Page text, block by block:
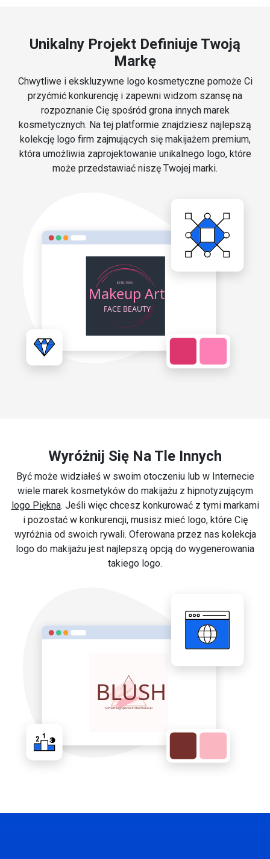
Unikalny Projekt Definiuje Twoją
Markę
Chwytliwe i ekskluzywne logo kosmetyczne pomoże Ci
przyćmić konkurencję i zapewni widzom szansę na
rozpoznanie Cię spośród grona innych marek
kosmetycznych. Na tej platformie znajdziesz najlepszą
kolekcję logo firm zajmujących się makijażem premium,
która umożliwia zaprojektowanie unikalnego logo, które
może przedstawiać niszę Twojej marki.
Wyróżnij Się Na Tle Innych
Być może widziałeś w swoim otoczeniu lub w Internecie
wiele marek kosmetyków do makijażu z hipnotyzującym
logo Piękna. Jeśli więc chcesz konkurować z tymi markami
i pozostać w konkurencji, musisz mieć logo, które Cię
wyróżnia od swoich rywali. Oferowana przez nas kolekcja
logo do makijażu jest najlepszą opcją do wygenerowania
takiego logo.